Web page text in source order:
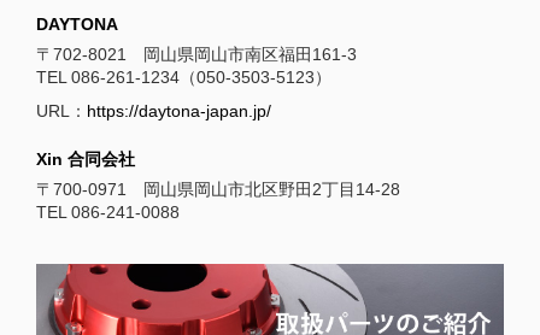
DAYTONA
〒702-8021 岡山県岡山市南区福田161-3
TEL 086-261-1234（050-3503-5123）
URL： https://daytona-japan.jp/
Xin 合同会社
〒700-0971 岡山県岡山市北区野田2丁目14-28
TEL 086-241-0088